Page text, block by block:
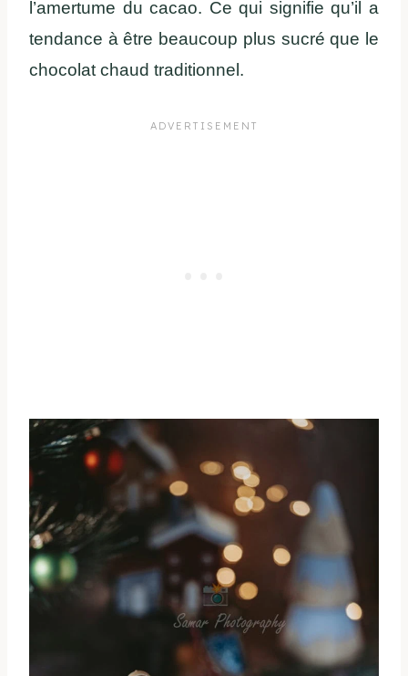
l’amertume du cacao. Ce qui signifie qu’il a
tendance à être beaucoup plus sucré que le
chocolat chaud traditionnel.